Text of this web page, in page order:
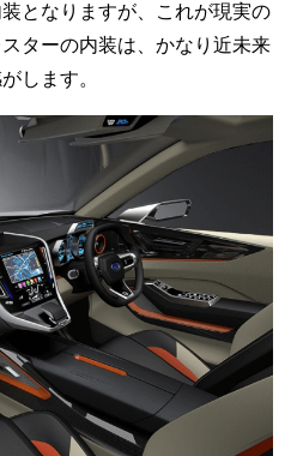
となりますが、これが現実の
ターの内装は、かなり近未来
します。